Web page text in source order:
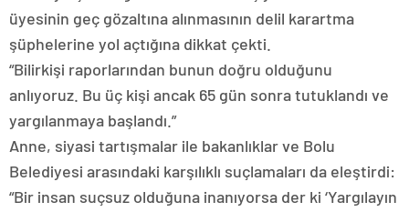
üyesinin geç gözaltına alınmasının delil karartma
şüphelerine yol açtığına dikkat çekti.
“Bilirkişi raporlarından bunun doğru olduğunu
anlıyoruz. Bu üç kişi ancak 65 gün sonra tutuklandı ve
yargılanmaya başlandı.”
Anne, siyasi tartışmalar ile bakanlıklar ve Bolu
Belediyesi arasındaki karşılıklı suçlamaları da eleştirdi:
“Bir insan suçsuz olduğuna inanıyorsa der ki ‘Yargılayın